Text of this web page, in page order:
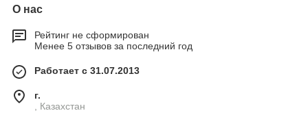
О нас
Рейтинг не сформирован
Менее 5 отзывов за последний год
Работает с 31.07.2013
г.
, Казахстан